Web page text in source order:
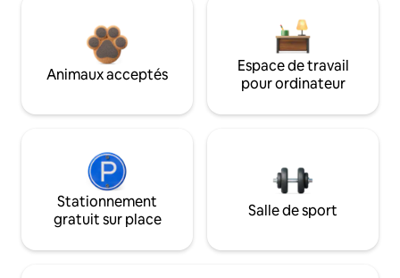
Animaux acceptés
Espace de travail
pour ordinateur
Stationnement
gratuit sur place
Salle de sport